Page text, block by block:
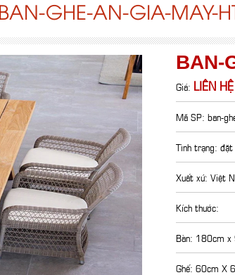
BAN-GHE-AN-GIA-MAY-
BAN-
Giá: LIÊN HỆ
Mã SP: ban-
Tình trạng:
Xuất xứ: Việt
Kích thước:
Bàn: 180cm
Ghế: 60cm X